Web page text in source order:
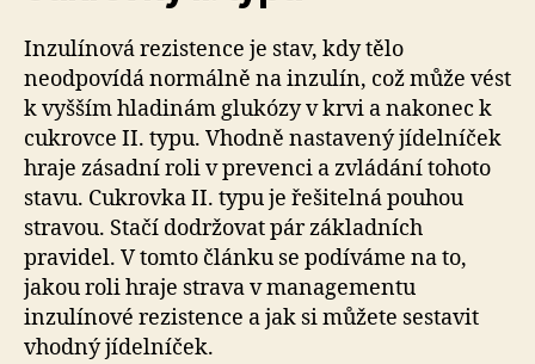
Inzulínová rezistence je stav, kdy tělo
neodpovídá normálně na inzulín, což může vést
k vyšším hladinám glukózy v krvi a nakonec k
cukrovce II. typu. Vhodně nastavený jídelníček
hraje zásadní roli v prevenci a zvládání tohoto
stavu. Cukrovka II. typu je řešitelná pouhou
stravou. Stačí dodržovat pár základních
pravidel. V tomto článku se podíváme na to,
jakou roli hraje strava v managementu
inzulínové rezistence a jak si můžete sestavit
vhodný jídelníček.